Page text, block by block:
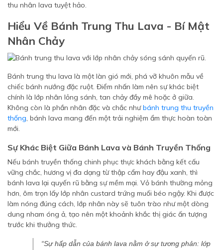
thu nhân lava tuyệt hảo.
Hiểu Về Bánh Trung Thu Lava - Bí Mật
Nhân Chảy
Bánh trung thu lava là một làn gió mới, phá vỡ khuôn mẫu về
chiếc bánh nướng đặc ruột. Điểm nhấn làm nên sự khác biệt
chính là lớp nhân lỏng sánh, tan chảy đầy mê hoặc ở giữa.
Không còn là phần nhân đặc và chắc nhưbánh trung thu truyền
thống, bánh lava mang đến một trải nghiệm ẩm thực hoàn toàn
mới.
Sự Khác Biệt Giữa Bánh Lava và Bánh Truyền Thống
Nếu bánh truyền thống chinh phục thực khách bằng kết cấu
vững chắc, hương vị đa dạng từ thập cẩm hay đậu xanh, thì
bánh lava lại quyến rũ bằng sự mềm mại. Vỏ bánh thường mỏng
hơn, ôm trọn lấy lớp nhân custard trứng muối béo ngậy. Khi được
làm nóng đúng cách, lớp nhân này sẽ tuôn trào như một dòng
dung nham óng ả, tạo nên một khoảnh khắc thị giác ấn tượng
trước khi thưởng thức.
“Sự hấp dẫn của bánh lava nằm ở sự tương phản: lớp